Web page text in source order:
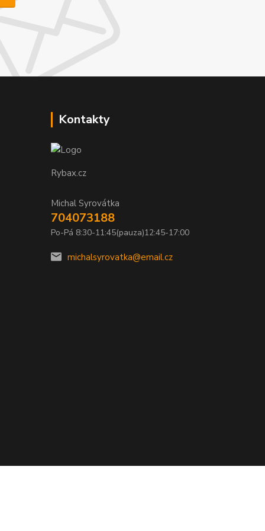
Kontakty
Rybax.cz
Michal Syrovátka
704073188
Po-Pá 8:30-11:45(pauza)12:45-17:00
michalsyrovatka@email.cz